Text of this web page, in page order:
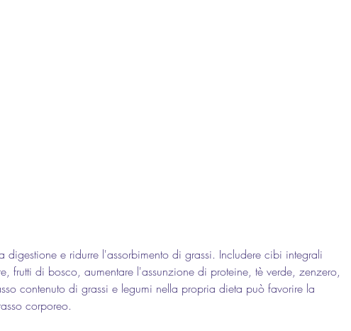
frutti di bosco, aumentare l'assunzione di proteine, tè verde, zenzero,
contenuto di grassi e legumi nella propria dieta può favorire la
corporeo.